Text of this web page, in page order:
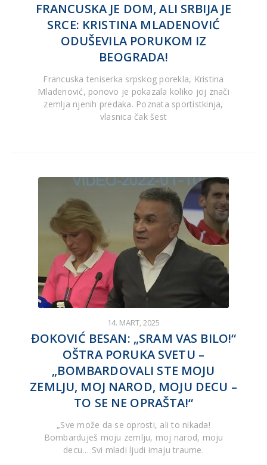
FRANCUSKA JE DOM, ALI SRBIJA JE
SRCE: KRISTINA MLADENOVIĆ
ODUŠEVILA PORUKOM IZ
BEOGRADA!
Francuska teniserka srpskog porekla, Kristina
Mladenović, ponovo je pokazala koliko joj znači
zemlja njenih predaka. Poznata sportistkinja,
vlasnica čak šest
14. MART, 2025
ĐOKOVIĆ BESAN: „SRAM VAS BILO!“
OŠTRA PORUKA SVETU –
„BOMBARDOVALI STE MOJU
ZEMLJU, MOJ NAROD, MOJU DECU –
TO SE NE OPRAŠTA!“
„Sve može da se oprosti, ali to nikada!
Bombarduješ moju zemlju, moj narod, moju
decu… Svi mladi ljudi imaju traume.